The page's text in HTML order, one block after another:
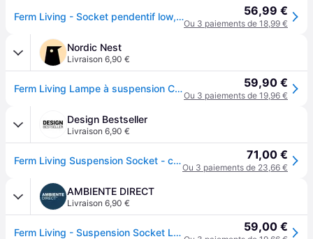
Ferm Living - Socket pendentif low, gris clair - Gris 56,99 €
Ou 3 paiements de 18,99 €
Nordic Nest
Livraison 6,90 €
Ferm Living Lampe à suspension Collect petite gris clair 59,90 €
Ou 3 paiements de 19,96 €
Design Bestseller
Livraison 6,90 €
Ferm Living Suspension Socket - cashmere - bas - beige 71,00 €
Ou 3 paiements de 23,66 €
AMBIENTE DIRECT
Livraison 6,90 €
Ferm Living - Suspension Socket Low - schwarz/pulverbeschichtet/Baldachin schwarz/Stoffkabel schwarz/H x Ø 10x7,5cm/50Hz 59,00 €